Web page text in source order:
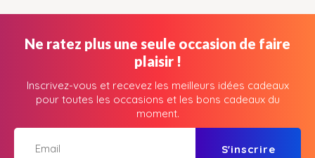
Ne ratez plus une seule occasion de faire
plaisir !
Inscrivez-vous et recevez les meilleurs idées cadeaux
pour toutes les occasions et les bons cadeaux du
moment.
S'inscrire